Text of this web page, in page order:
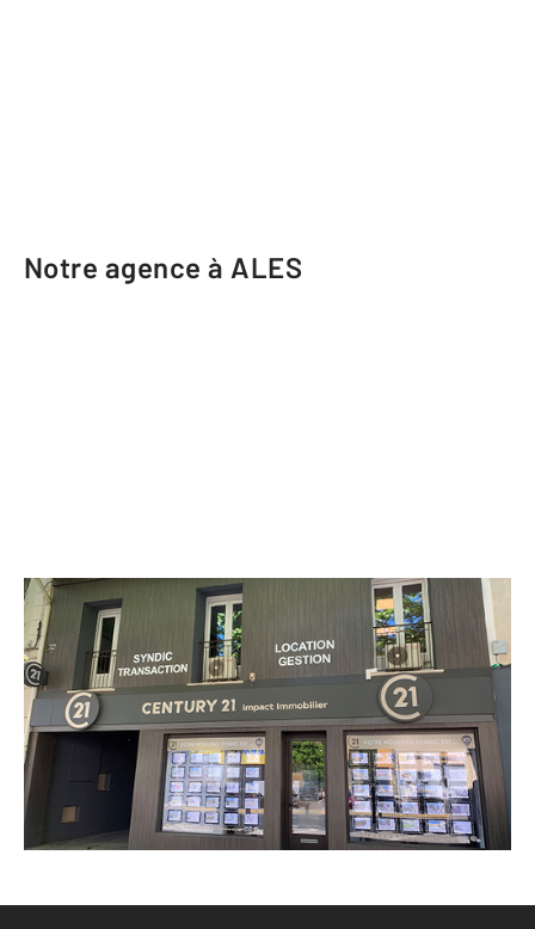
Notre agence à ALES
CENTURY 21 Impact Immobilier
18 avenue du Général de Gaulle
ALES - 30100
Envoyer un message
Téléphoner à l'agence